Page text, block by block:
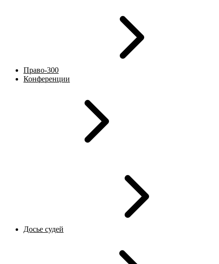
Право-300
Конференции
Досье судей